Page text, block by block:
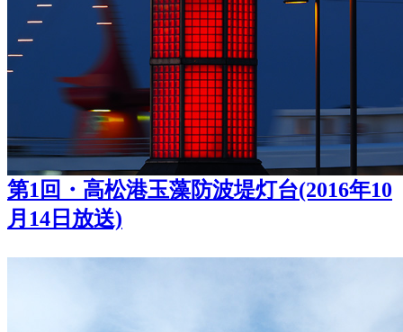
第1回・高松港玉藻防波堤灯台(2016年10
月14日放送)